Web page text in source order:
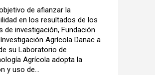
de afianzar la
en los resultados de los
de investigación, Fundación
Agrícola Danac a
su Laboratorio de
Agrícola adopta la
y uso de...